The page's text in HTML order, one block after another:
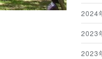
2024
2023
2023